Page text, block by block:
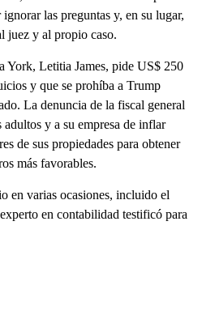
las preguntas y, en su lugar,
juez y al propio caso.
York, Letitia James, pide US$ 250
y que se prohíba a Trump
La denuncia de la fiscal general
adultos y a su empresa de inflar
de sus propiedades para obtener
más favorables.
en varias ocasiones, incluido el
en contabilidad testificó para